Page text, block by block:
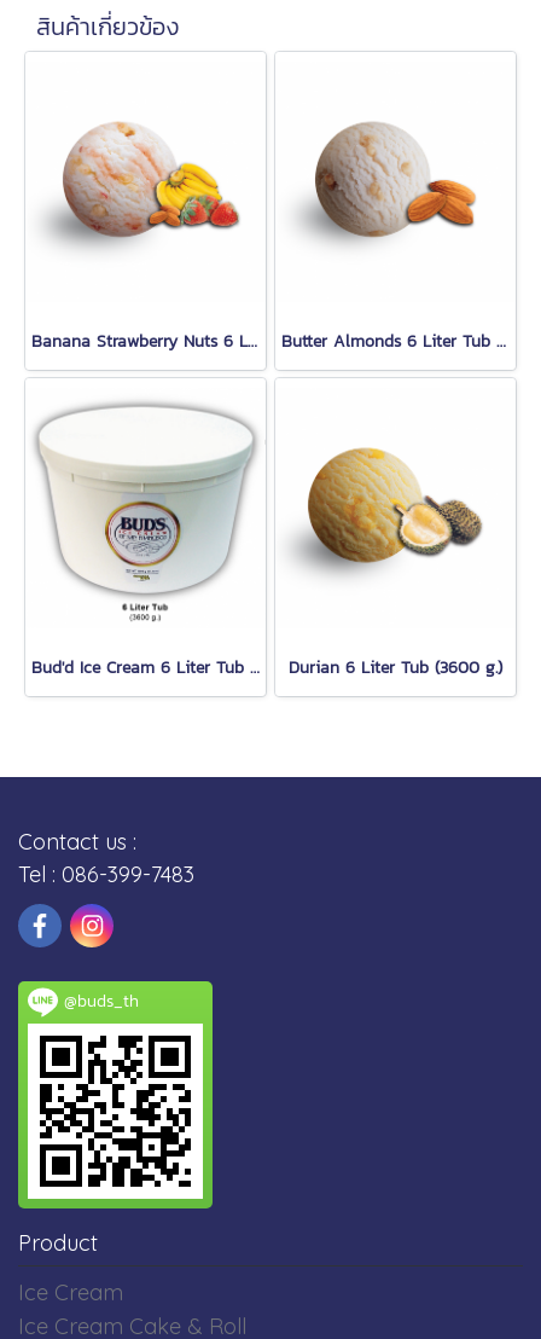
สินค้าเกี่ยวข้อง
Banana Strawberry Nuts 6 Liter Tub (3,600 g.) Butter Almonds 6 Liter Tub (3600 g.)
Bud'd Ice Cream 6 Liter Tub (3,600 g.) Durian 6 Liter Tub (3600 g.)
Contact us :
Tel : 086-399-7483
@buds_th
Product
Ice Cream
Ice Cream Cake & Roll